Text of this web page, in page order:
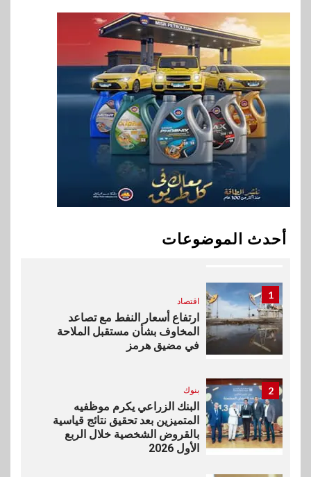
أحدث الموضوعات
8
سوق وصلة
هواوي: هاتف nova 15
Max بطارية ضخمة وتصميم متين
جهازًا مثاليًا للشباب
9 اقتصاد
إي اف چي فاينانس تستعرض
خطط نمو «بلد» لتعزيز حضورها
في سوق تحويلات المصريين
بالخارج
بيان توضيحي صادر عن شركة
ناتجاس
1
اقتصاد
ارتفاع أسعار النفط مع تصاعد
المخاوف بشأن مستقبل الملاحة
في مضيق هرمز
2 بنوك
البنك الزراعي يكرم موظفيه
المتميزين بعد تحقيق نتائج قياسية
بالقروض الشخصية خلال الربع
الأول 2026